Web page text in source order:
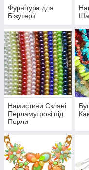
Фурнітура для
Біжутерії
Намистини Скляні
Перламутрові під
Перли